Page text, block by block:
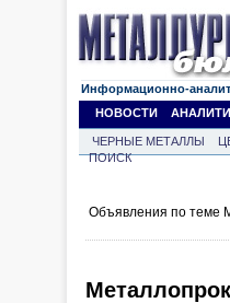
Информационно-
НОВОСТИ
ЧЕРНЫЕ МЕТАЛЛЫ
ПОИСК
Объявления по теме